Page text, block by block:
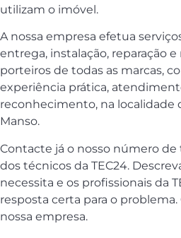
utilizam o imóvel.
A nossa empresa efetua
entrega, instalação, reparação
porteiros de todas as marcas,
experiência prática,
reconhecimento, na localidade
Manso.
Contacte já o nosso número
dos técnicos da TEC24.
necessita e os profissionais da
resposta certa para o
nossa empresa.